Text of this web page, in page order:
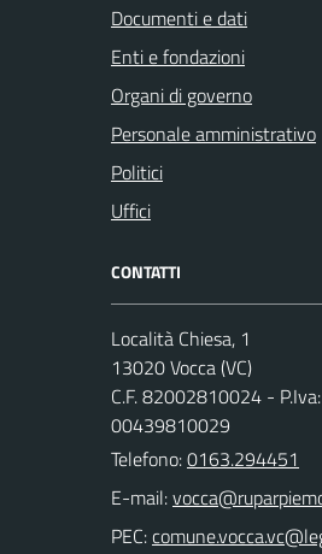
Documenti e dati
Enti e fondazioni
Organi di governo
Personale amministrativo
Politici
Uffici
CONTATTI
Località Chiesa, 1
13020 Vocca (VC)
C.F. 82002810024 - P.Iva:
00439810029
Telefono:0163.294451
E-mail:
PEC: